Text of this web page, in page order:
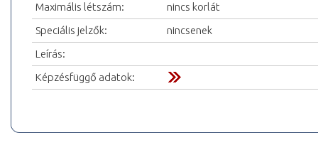
Maximális létszám:
nincs korlát
Speciális jelzők:
nincsenek
Leírás:
Képzésfüggő adatok: